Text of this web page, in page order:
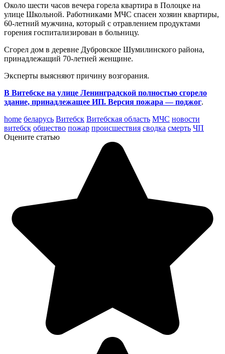
Около шести часов вечера горела квартира в Полоцке на
улице Школьной. Работниками МЧС спасен хозяин квартиры,
60-летний мужчина, который с отравлением продуктами
горения госпитализирован в больницу.
Сгорел дом в деревне Дубровское Шумилинского района,
принадлежащий 70-летней женщине.
Эксперты выясняют причину возгорания.
В Витебске на улице Ленинградской полностью сгорело
здание, принадлежащее ИП. Версия пожара — поджог.
home беларусь Витебск Витебская область МЧС новости
витебск общество пожар происшествия сводка смерть ЧП
Оцените статью